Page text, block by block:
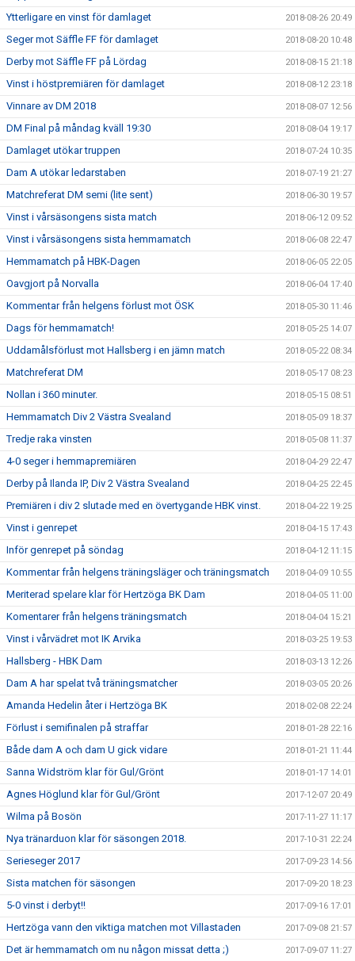
Ytterligare en vinst för damlaget 2018-08-26 20:49
Seger mot Säffle FF för damlaget 2018-08-20 10:48
Derby mot Säffle FF på Lördag 2018-08-15 21:18
Vinst i höstpremiären för damlaget 2018-08-12 23:18
Vinnare av DM 2018 2018-08-07 12:56
DM Final på måndag kväll 19:30 2018-08-04 19:17
Damlaget utökar truppen 2018-07-24 10:35
Dam A utökar ledarstaben 2018-07-19 21:27
Matchreferat DM semi (lite sent) 2018-06-30 19:57
Vinst i vårsäsongens sista match 2018-06-12 09:52
Vinst i vårsäsongens sista hemmamatch 2018-06-08 22:47
Hemmamatch på HBK-Dagen 2018-06-05 22:05
Oavgjort på Norvalla 2018-06-04 17:40
Kommentar från helgens förlust mot ÖSK 2018-05-30 11:46
Dags för hemmamatch! 2018-05-25 14:07
Uddamålsförlust mot Hallsberg i en jämn match 2018-05-22 08:34
Matchreferat DM 2018-05-17 08:23
Nollan i 360 minuter. 2018-05-15 08:51
Hemmamatch Div 2 Västra Svealand 2018-05-09 18:37
Tredje raka vinsten 2018-05-08 11:37
4-0 seger i hemmapremiären 2018-04-29 22:47
Derby på Ilanda IP, Div 2 Västra Svealand 2018-04-25 22:45
Premiären i div 2 slutade med en övertygande HBK vinst. 2018-04-22 19:25
Vinst i genrepet 2018-04-15 17:43
Inför genrepet på söndag 2018-04-12 11:15
Kommentar från helgens träningsläger och träningsmatch 2018-04-09 10:55
Meriterad spelare klar för Hertzöga BK Dam 2018-04-05 11:00
Komentarer från helgens träningsmatch 2018-04-04 15:21
Vinst i vårvädret mot IK Arvika 2018-03-25 19:53
Hallsberg - HBK Dam 2018-03-13 12:26
Dam A har spelat två träningsmatcher 2018-03-05 20:26
Amanda Hedelin åter i Hertzöga BK 2018-02-08 22:24
Förlust i semifinalen på straffar 2018-01-28 22:16
Både dam A och dam U gick vidare 2018-01-21 11:44
Sanna Widström klar för Gul/Grönt 2018-01-17 14:01
Agnes Höglund klar för Gul/Grönt 2017-12-07 20:49
Wilma på Bosön 2017-11-27 11:17
Nya tränarduon klar för säsongen 2018. 2017-10-31 22:24
Serieseger 2017 2017-09-23 14:56
Sista matchen för säsongen 2017-09-20 18:23
5-0 vinst i derbyt!! 2017-09-16 17:01
Hertzöga vann den viktiga matchen mot Villastaden 2017-09-08 21:57
Det är hemmamatch om nu någon missat detta ;) 2017-09-07 11:27